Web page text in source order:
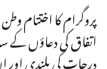
پروگرام کا اختتام
اتفاق کی دعاؤں کے
درجات کی بلندی